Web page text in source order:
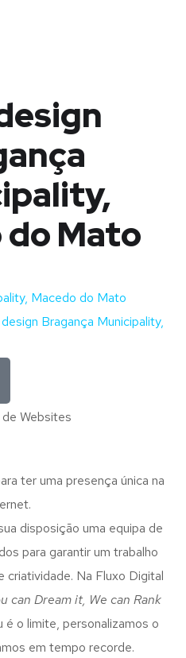
do Mato
Macedo do Mato
Bragança Municipality,
ter uma presença única na
disposição uma equipa de
para garantir um trabalho
criatividade. Na Fluxo Digital
can Dream it, We can Rank
é o limite, personalizamos o
em tempo recorde.